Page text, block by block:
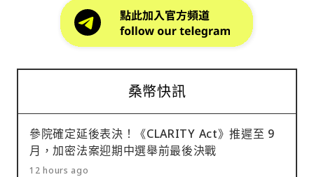
桑幣快訊
參院確定延後表決！《CLARITY Act》推遲至 9
月，加密法案迎期中選舉前最後決戰
12 hours ago